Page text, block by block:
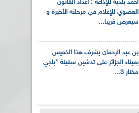
أحمد بلدية للإذاعة : اعداد القانون
العضوي للإعلام في مرحلته الأخيرة و
سيعرض قريبا...
بن عبد الرحمان يشرف هذا الخميس
بميناء الجزائر على تدشين سفينة "باجي
مختار 3...